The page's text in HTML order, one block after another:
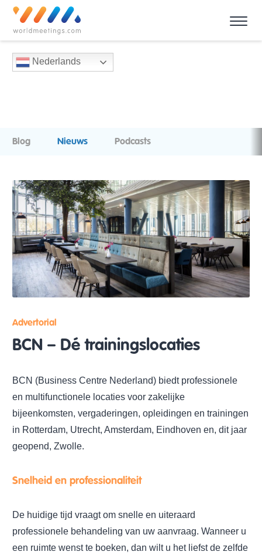
Nederlands
Blog Nieuws Podcasts
Advertorial
BCN – Dé trainingslocaties
BCN (Business Centre Nederland) biedt professionele
en multifunctionele locaties voor zakelijke
bijeenkomsten, vergaderingen, opleidingen en trainingen
in Rotterdam, Utrecht, Amsterdam, Eindhoven en, dit jaar
geopend, Zwolle.
Snelheid en professionaliteit
De huidige tijd vraagt om snelle en uiteraard
professionele behandeling van uw aanvraag. Wanneer u
een ruimte wenst te boeken, dan wilt u het liefst de zelfde